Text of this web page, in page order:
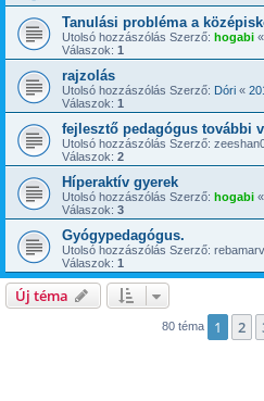
Tanulási probléma a
Utolsó hozzászólás Szerző: hogabi «
Válaszok: 1
rajzolás
Utolsó hozzászólás Szerző: Dóri «
Válaszok: 1
fejlesztő pedagógus további
Utolsó hozzászólás Szerző:
Válaszok: 2
Híperaktív gyerek
Utolsó hozzászólás Szerző: hogabi «
Válaszok: 3
Gyógypedagógus.
Utolsó hozzászólás Szerző:
Válaszok: 1
Új téma
80 téma 1 2